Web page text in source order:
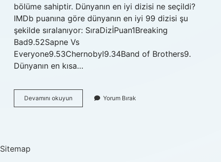
bölüme sahiptir. Dünyanın en iyi dizisi ne seçildi?
IMDb puanına göre dünyanın en iyi 99 dizisi şu
şekilde sıralanıyor: SıraDizİPuan1Breaking
Bad9.52Sapne Vs
Everyone9.53Chernobyl9.34Band of Brothers9.
Dünyanın en kısa…
Devamını okuyun Dünyanın
En
Yorum Bırak
Sitemap